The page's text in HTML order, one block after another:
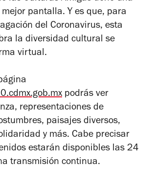
pantalla. Y es que, para
del Coronavirus, esta
la diversidad cultural se
virtual.
podrás ver
representaciones de
paisajes diversos,
y más. Cabe precisar
estarán disponibles las 24
transmisión continua.